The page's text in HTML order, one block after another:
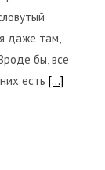
даже там,
бы, все
есть [...]